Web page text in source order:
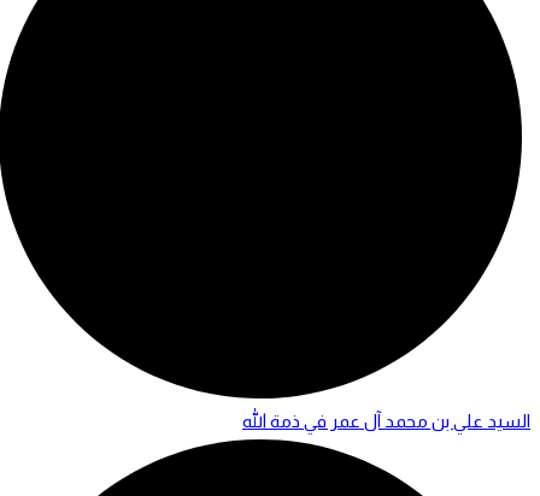
السيد علي بن محمد آل عمر في ذمة الله